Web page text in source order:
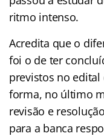
ritmo intenso.
Acredita que o
foi o de ter
previstos no edital
forma, no último
revisão e
para a banca